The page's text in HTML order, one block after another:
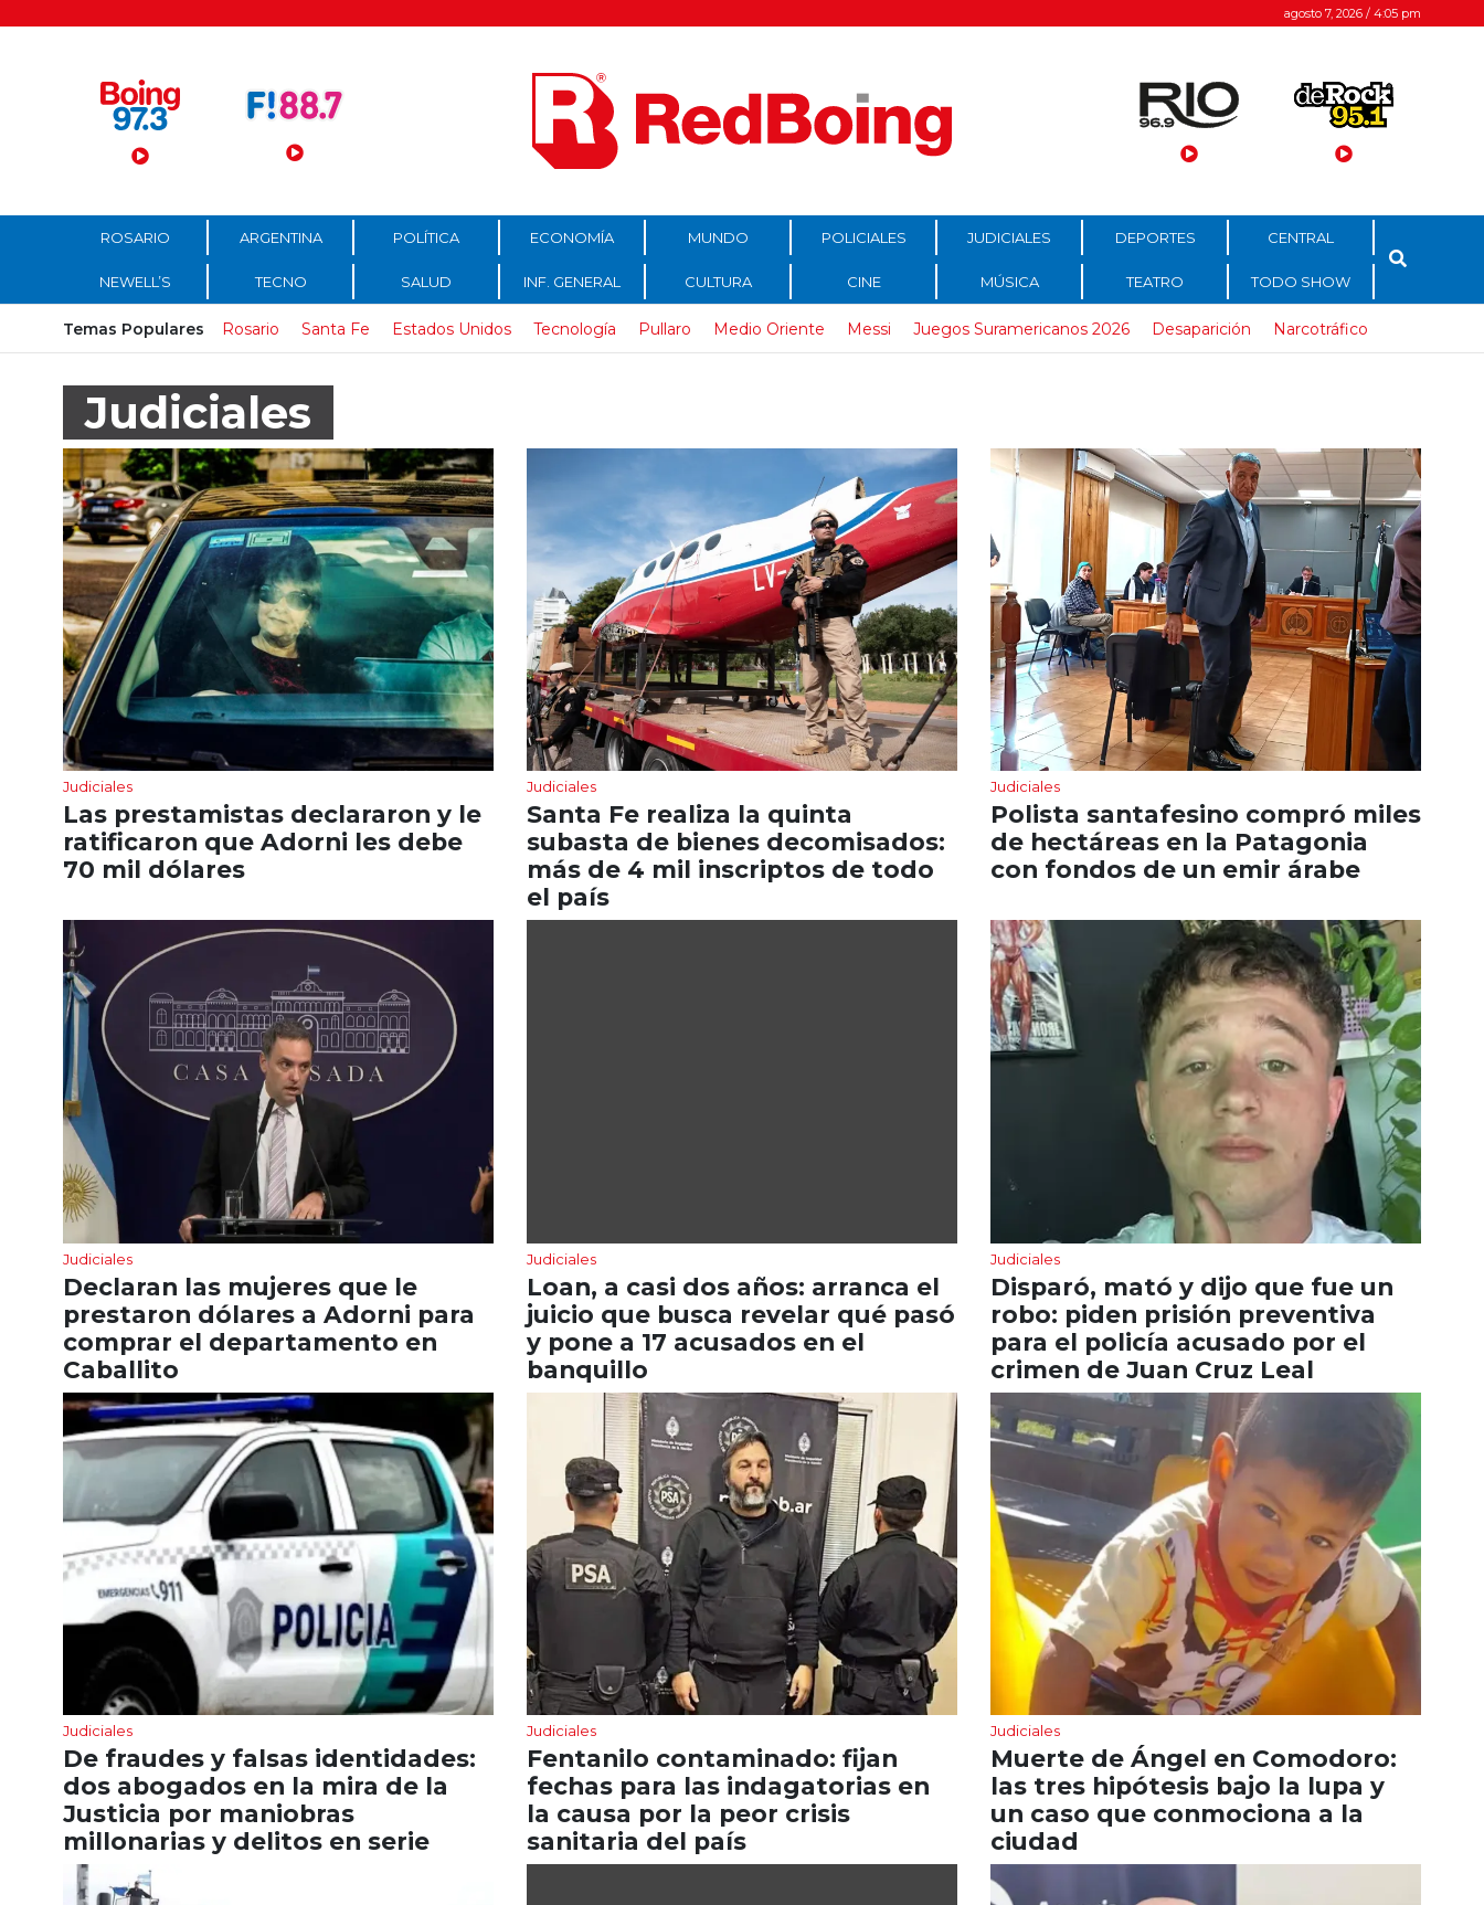
Menú Principal agosto 7, 2026 / 4:05 pm
ROSARIO ARGENTINA POLÍTICA ECONOMÍA MUNDO POLICIALES JUDICIALES DEPORTES CENTRAL
NEWELL’S TECNO SALUD INF. GENERAL CULTURA CINE MÚSICA TEATRO TODO SHOW
Temas Populares Rosario Santa Fe Estados Unidos Tecnología Pullaro Medio Oriente Messi Juegos Suramericanos 2026 Desaparición Narcotráfico
Judiciales
Judiciales
Las prestamistas declararon y le
ratificaron que Adorni les debe
70 mil dólares
Judiciales
Santa Fe realiza la quinta
subasta de bienes decomisados:
más de 4 mil inscriptos de todo
el país
Judiciales
Polista santafesino compró miles
de hectáreas en la Patagonia
con fondos de un emir árabe
Judiciales
Declaran las mujeres que le
prestaron dólares a Adorni para
comprar el departamento en
Caballito
Judiciales
Loan, a casi dos años: arranca el
juicio que busca revelar qué pasó
y pone a 17 acusados en el
banquillo
Judiciales
Disparó, mató y dijo que fue un
robo: piden prisión preventiva
para el policía acusado por el
crimen de Juan Cruz Leal
Judiciales
De fraudes y falsas identidades:
dos abogados en la mira de la
Justicia por maniobras
millonarias y delitos en serie
Judiciales
Fentanilo contaminado: fijan
fechas para las indagatorias en
la causa por la peor crisis
sanitaria del país
Judiciales
Muerte de Ángel en Comodoro:
las tres hipótesis bajo la lupa y
un caso que conmociona a la
ciudad